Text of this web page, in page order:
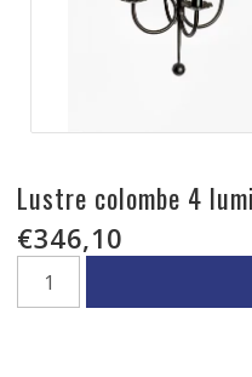
Lustre colombe 4
€346,10